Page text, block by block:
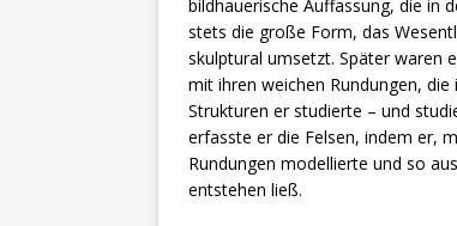
bildhauerische Auffassung, die in
stets die große Form, das
skulptural umsetzt. Später waren
mit ihren weichen Rundungen, die
Strukturen er studierte – und
erfasste er die Felsen, indem er,
Rundungen modellierte und so
entstehen ließ.